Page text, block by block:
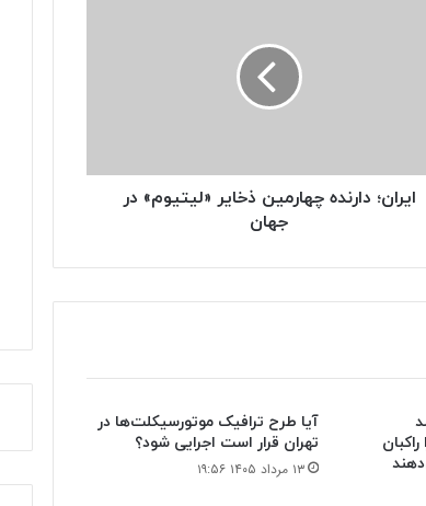
ایران؛ دارنده چهارمین ذخایر «لیتیوم» در
جهان
درصد
آیا طرح ترافیک موتورسیکلت‌ها در
تهران قرار است اجرایی شود؟
۱۳ مرداد ۱۴۰۵ ۱۹:۵۶